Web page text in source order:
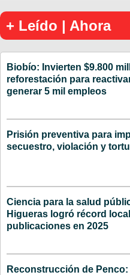
+ Leído | Ahora
Biobío: Invierten $9.800
reforestación para
generar 5 mil empleos
Prisión preventiva para
secuestro, violación y
Ciencia para la salud
Higueras logró récord
publicaciones en 2025
Reconstrucción de